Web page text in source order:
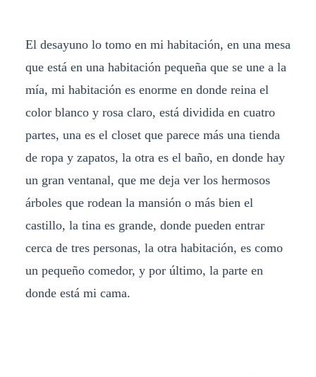
El desayuno lo tomo en mi habitación, en una mesa
que está en una habitación pequeña que se une a la
mía, mi habitación es enorme en donde reina el
color blanco y rosa claro, está dividida en cuatro
partes, una es el closet que parece más una tienda
de ropa y zapatos, la otra es el baño, en donde hay
un gran ventanal, que me deja ver los hermosos
árboles que rodean la mansión o más bien el
castillo, la tina es grande, donde pueden entrar
cerca de tres personas, la otra habitación, es como
un pequeño comedor, y por último, la parte en
donde está mi cama.